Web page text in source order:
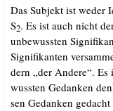
Das Sub­jekt ist weder
S2. Es ist auch nicht
unbe­wuss­ten
Signi­fi­kan­ten
dern „der Ande­re“.
wuss­ten Gedan­ken
sen Gedan­ken